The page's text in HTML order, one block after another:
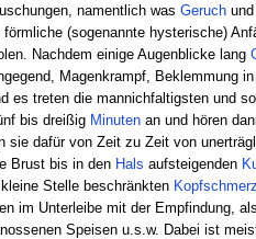
namentlich was Geruchund
(sogenannte hysterische)
Nachdem einige Augenblicke lang
Magenkrampf, Beklemmung
treten die mannichfaltigsten und
bis dreißig Minutenan und hören
sie dafür von Zeit zu Zeit von
Brust bis in den Hals aufsteigenden
Stelle beschränkten Kopfschmerz
im Unterleibe mit der Empfindung,
Speisen u.s.w. Dabei ist